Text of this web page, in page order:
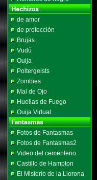
de amor
de protección
Brujas
Vudú
Ouija
Poltergeists
Zombies
Mal de Ojo
Huellas de Fuego
Ouija Virtual
Fotos de Fantasmas
Fotos de Fantasmas2
Video del cementerio
Castillo de Hampton
El Misterio de la Llorona